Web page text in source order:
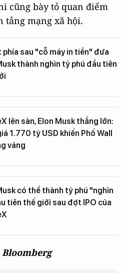
cũng bày tỏ quan điểm
tảng mạng xã hội.
phía sau "cỗ máy in tiền" đưa
thành nghìn tỷ phú đầu tiên
lên sàn, Elon Musk thắng lớn:
1.770 tỷ USD khiến Phố Wall
váng
có thể thành tỷ phú "nghìn
tiên thế giới sau đợt IPO của
Bloomberg